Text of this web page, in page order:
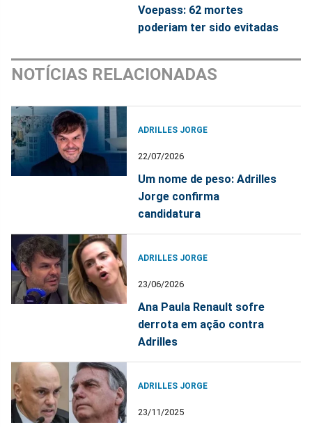
Voepass: 62 mortes
poderiam ter sido evitadas
NOTÍCIAS RELACIONADAS
ADRILLES JORGE
22/07/2026
Um nome de peso: Adrilles
Jorge confirma
candidatura
ADRILLES JORGE
23/06/2026
Ana Paula Renault sofre
derrota em ação contra
Adrilles
ADRILLES JORGE
23/11/2025